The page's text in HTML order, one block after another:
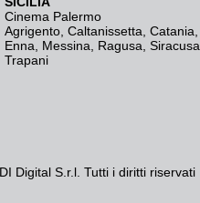
Cinema Palermo
Agrigento Caltanissetta Catania
Enna
Messina Ragusa Siracusa
Trapani
Digital S.r.l. Tutti i diritti riservati